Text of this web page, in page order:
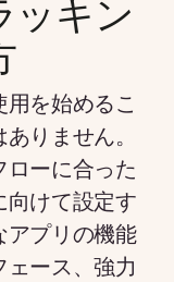
を始めるこ
りません。
ーに合った
向けて設定す
アプリの機能
ース、強力